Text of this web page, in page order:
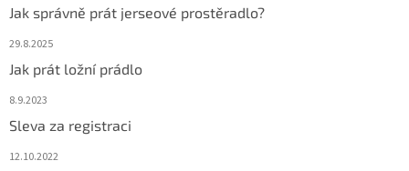
Jak správně prát jerseové prostěradlo?
29.8.2025
Jak prát ložní prádlo
8.9.2023
Sleva za registraci
12.10.2022